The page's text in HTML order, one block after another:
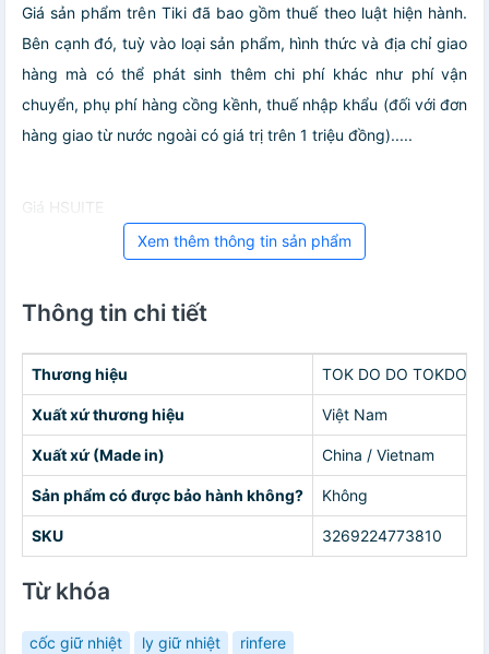
Giá sản phẩm trên Tiki đã bao gồm thuế theo luật hiện hành.
Bên cạnh đó, tuỳ vào loại sản phẩm, hình thức và địa chỉ giao
hàng mà có thể phát sinh thêm chi phí khác như phí vận
chuyển, phụ phí hàng cồng kềnh, thuế nhập khẩu (đối với đơn
hàng giao từ nước ngoài có giá trị trên 1 triệu đồng).....
Giá HSUITE
Xem thêm thông tin sản phẩm
Thông tin chi tiết
Thương hiệu TOK DO DO
Xuất xứ thương hiệu Việt Nam
Xuất xứ (Made in) China / Vietnam
Sản phẩm có được bảo hành không? Không
SKU 3269224773810
Từ khóa
cốc giữ nhiệt ly giữ nhiệt
rinfere